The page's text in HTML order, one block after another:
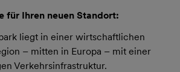
für Ihren neuen Standort:
liegt in einer wirtschaftlichen
– mitten in Europa – mit einer
Verkehrsinfrastruktur.